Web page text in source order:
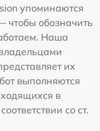
упоминаются
обозначить
Наша
их
выполняются
в
со ст.